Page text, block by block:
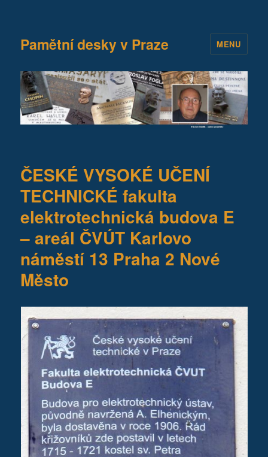
Pamětní desky v Praze MENU
ČESKÉ VYSOKÉ UČENÍ
TECHNICKÉ fakulta
elektrotechnická budova E
– areál ČVÚT Karlovo
náměstí 13 Praha 2 Nové
Město